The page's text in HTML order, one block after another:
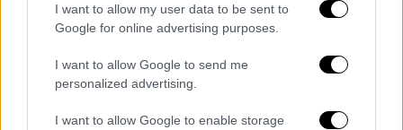
I want to allow my user data to be sent to
Google for online advertising purposes.
I want to allow Google to send me
personalized advertising.
I want to allow Google to enable storage
Τα γυρίσματα των επεισοδίων της σειράς
εκτιμάται ότι έχουν ολοκληρωθεί και
προφανώς το ιστιοφόρο έχει φθάσει στη
Ρόδο. Κανείς όμως από τους τοπικούς
φορείς δεν γνώριζε για το συγκεκριμένο